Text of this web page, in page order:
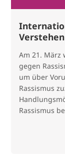
Am 21.
gegen
um über
Rassismus
Rassismus